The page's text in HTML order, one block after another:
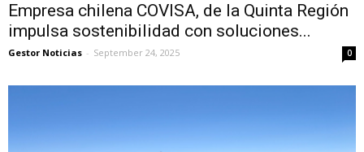
Empresa chilena COVISA, de la Quinta Región
impulsa sostenibilidad con soluciones...
Gestor Noticias - September 24, 2025 0